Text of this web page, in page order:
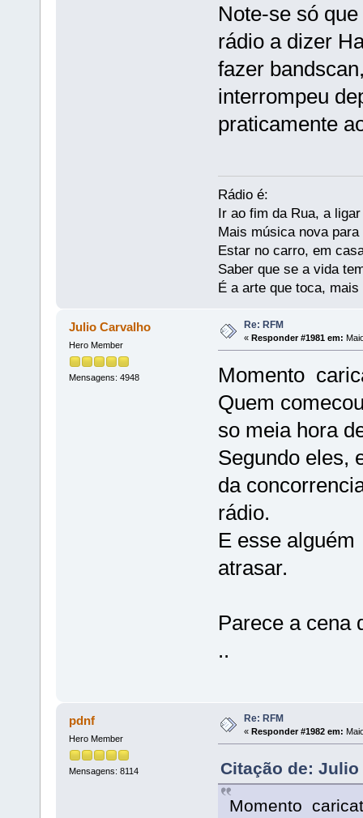
Note-se só
rádio a dizer
fazer
interrompeu
praticamente
Rádio é:
Ir ao fim da Rua, a
Mais música nova
Estar no carro, em
Saber que se a vida
É a arte que toca,
Julio Carvalho
Hero Member
Mensagens: 4948
Re: RFM
« Responder #1981 em:
Momento
Quem
so meia hora
Segundo eles,
da
rádio.
E esse
atrasar.
Parece a cena
..
pdnf
Hero Member
Mensagens: 8114
Re: RFM
« Responder #1982 em:
Citação de: Julio
Momento